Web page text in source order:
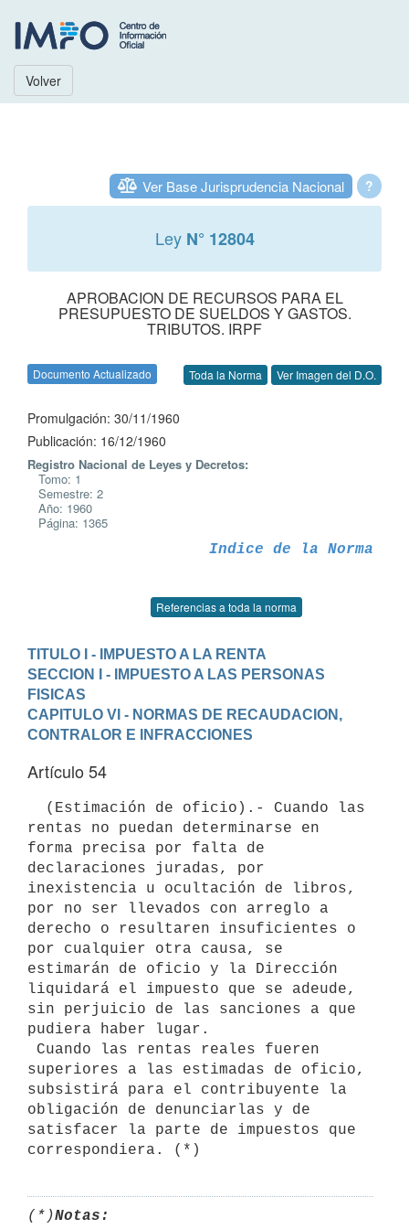
Volver
?
Ver Base Jurisprudencia Nacional
Ley N° 12804
APROBACION DE RECURSOS PARA EL
PRESUPUESTO DE SUELDOS Y GASTOS.
TRIBUTOS. IRPF
Documento Actualizado Toda la Norma Ver Imagen del D.O.
Promulgación: 30/11/1960
Publicación: 16/12/1960
Registro Nacional de Leyes y Decretos:
Tomo: 1
Semestre: 2
Año: 1960
Página: 1365
Indice de la Norma
Referencias a toda la norma
TITULO I - IMPUESTO A LA RENTA
SECCION I - IMPUESTO A LAS PERSONAS
FISICAS
CAPITULO VI - NORMAS DE RECAUDACION,
CONTRALOR E INFRACCIONES
Artículo 54
rentas no puedan determinarse en
forma precisa por falta de
declaraciones juradas, por
inexistencia u ocultación de libros,
por no ser llevados con arreglo a
derecho o resultaren insuficientes o
por cualquier otra causa, se
estimarán de oficio y la Dirección
liquidará el impuesto que se adeude,
sin perjuicio de las sanciones a que
pudiera haber lugar.
superiores a las estimadas de oficio,
subsistirá para el contribuyente la
obligación de denunciarlas y de
satisfacer la parte de impuestos que
correspondiera. (*)
(*)Notas: